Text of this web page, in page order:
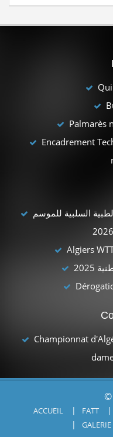
Palmarès
Encadrement
السلبية للموسم
Algiers
2025
Championnat
©
ACCUEIL FATT
GALERIE